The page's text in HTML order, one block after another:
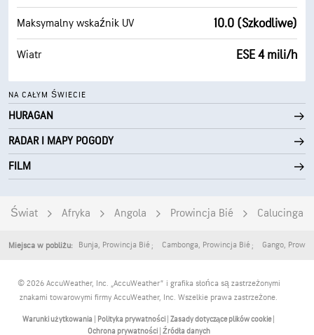
Maksymalny wskaźnik UV 10.0 (Szkodliwe)
Wiatr ESE 4 mili/h
NA CAŁYM ŚWIECIE
HURAGAN
RADAR I MAPY POGODY
FILM
Świat Afryka Angola Prowincja Bié Calucinga
Miejsca w pobliżu: Bunja, Prowincja Bié Cambonga, Prowincja Bié Gango,
© 2026 AccuWeather, Inc. „AccuWeather” i grafika słońca są zastrzeżonymi
znakami towarowymi firmy AccuWeather, Inc. Wszelkie prawa zastrzeżone.
Warunki użytkowania Polityka prywatności Zasady dotyczące plików cookie
Ochrona prywatności| Źródła danych